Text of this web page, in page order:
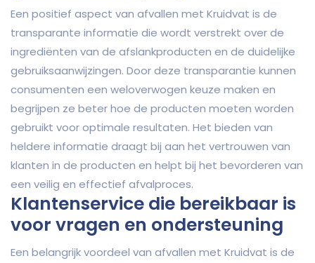
Een positief aspect van afvallen met Kruidvat is de
transparante informatie die wordt verstrekt over de
ingrediënten van de afslankproducten en de duidelijke
gebruiksaanwijzingen. Door deze transparantie kunnen
consumenten een weloverwogen keuze maken en
begrijpen ze beter hoe de producten moeten worden
gebruikt voor optimale resultaten. Het bieden van
heldere informatie draagt bij aan het vertrouwen van
klanten in de producten en helpt bij het bevorderen van
een veilig en effectief afvalproces.
Klantenservice die bereikbaar is
voor vragen en ondersteuning
Een belangrijk voordeel van afvallen met Kruidvat is de